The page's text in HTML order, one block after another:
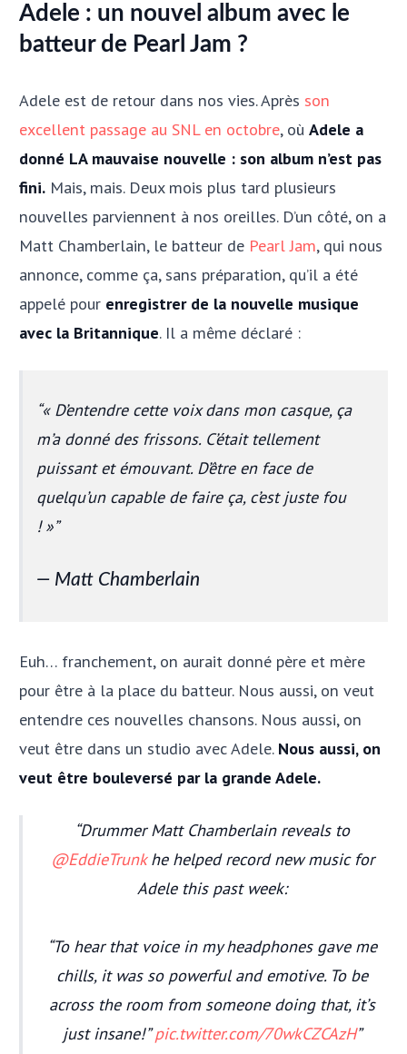
Adele : un nouvel album avec le
batteur de Pearl Jam ?
Adele est de retour dans nos vies. Après son
excellent passage au SNL en octobre, où Adele a
donné LA mauvaise nouvelle : son album n’est pas
fini. Mais, mais. Deux mois plus tard plusieurs
nouvelles parviennent à nos oreilles. D’un côté, on a
Matt Chamberlain, le batteur de Pearl Jam, qui nous
annonce, comme ça, sans préparation, qu’il a été
appelé pour enregistrer de la nouvelle musique
avec la Britannique. Il a même déclaré :
« D’entendre cette voix dans mon casque, ça
m’a donné des frissons. C’était tellement
puissant et émouvant. D’être en face de
quelqu’un capable de faire ça, c’est juste fou
!»
Matt Chamberlain
Euh… franchement, on aurait donné père et mère
pour être à la place du batteur. Nous aussi, on veut
entendre ces nouvelles chansons. Nous aussi, on
veut être dans un studio avec Adele. Nous aussi, on
veut être bouleversé par la grande Adele.
Drummer Matt Chamberlain reveals to
@EddieTrunkhe helped record new music for
Adele this past week:
“To hear that voice in my headphones gave me
chills, it was so powerful and emotive. To be
across the room from someone doing that, it’s
just insane!”pic.twitter.com/70wkCZCAzH